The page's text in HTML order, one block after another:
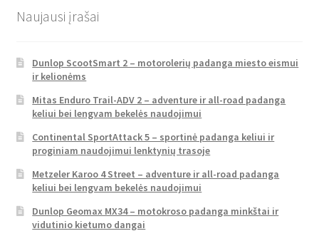
Naujausi įrašai
Dunlop ScootSmart 2 – motorolerių padanga miesto eismui
ir kelionėms
Mitas Enduro Trail-ADV 2 – adventure ir all-road padanga
keliui bei lengvam bekelės naudojimui
Continental SportAttack 5 – sportinė padanga keliui ir
proginiam naudojimui lenktynių trasoje
Metzeler Karoo 4 Street – adventure ir all-road padanga
keliui bei lengvam bekelės naudojimui
Dunlop Geomax MX34 – motokroso padanga minkštai ir
vidutinio kietumo dangai